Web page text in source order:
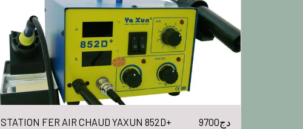
STATION FER AIR CHAUD YAXUN 852D+ 9700دج